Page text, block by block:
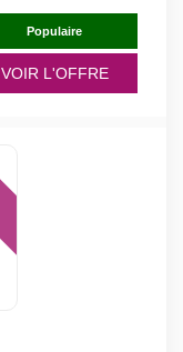
Populaire
VOIR L'OFFRE